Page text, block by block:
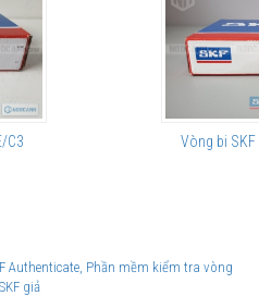
C3 Vòng bi
Authenticate, Phần mềm kiểm tra vòng
giả